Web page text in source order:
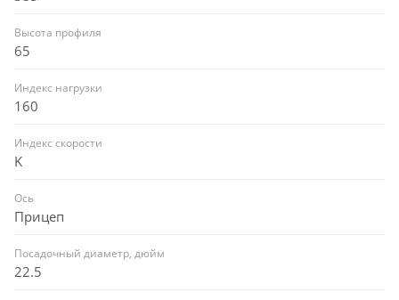
Высота профиля
65
Индекс нагрузки
160
Индекс скорости
K
Ось
Прицеп
Посадочный диаметр, дюйм
22.5